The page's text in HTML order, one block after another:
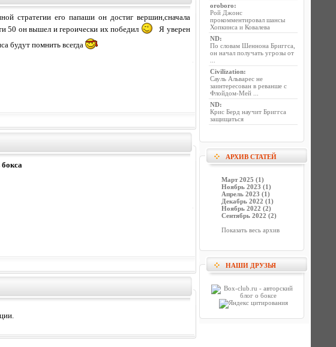
стратегии его папаши он достиг вершин,сначала
50 он вышел и героически их победил
Я уверен
будут помнить всегда
oroboro:
Рой Джонс
прокомментировал шансы
Хопкинса и Ковалева
ND:
По словам Шеннона Бриггса,
он начал получать угрозы от
Civilization:
Сауль Альварес не
заинтересован в реванше с
Флойдом-Мей ...
ND:
Крис Берд научит Бриггса
защищаться
АРХИВ СТАТЕЙ
Март 2025 (1)
Ноябрь 2023 (1)
Апрель 2023 (1)
Декабрь 2022 (1)
Ноябрь 2022 (2)
Сентябрь 2022 (2)
Показать весь архив
НАШИ ДРУЗЬЯ